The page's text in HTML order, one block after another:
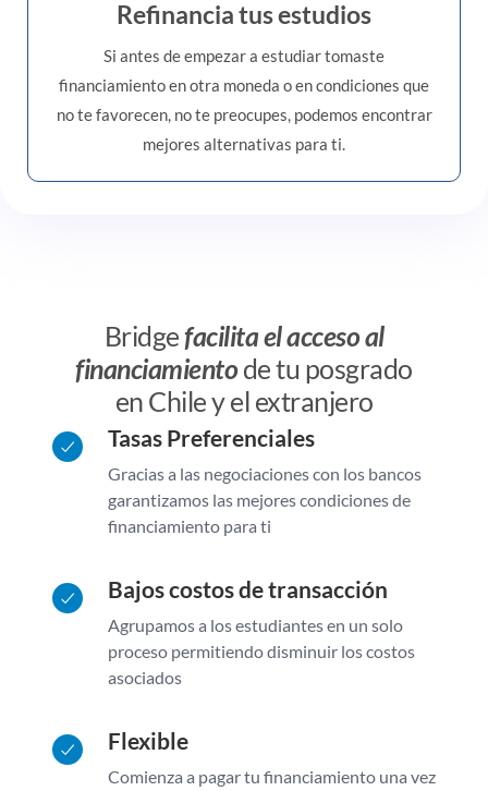
Refinancia tus estudios
Si antes de empezar a estudiar tomaste
financiamiento en otra moneda o en condiciones que
no te favorecen, no te preocupes, podemos encontrar
mejores alternativas para ti.
Bridgefacilita el acceso al
financiamientode tu posgrado
en Chile y el extranjero
Tasas Preferenciales
Gracias a las negociaciones con los bancos
garantizamos las mejores condiciones de
financiamiento para ti
Bajos costos de transacción
Agrupamos a los estudiantes en un solo
proceso permitiendo disminuir los costos
asociados
Flexible
Comienza a pagar tu financiamiento una vez